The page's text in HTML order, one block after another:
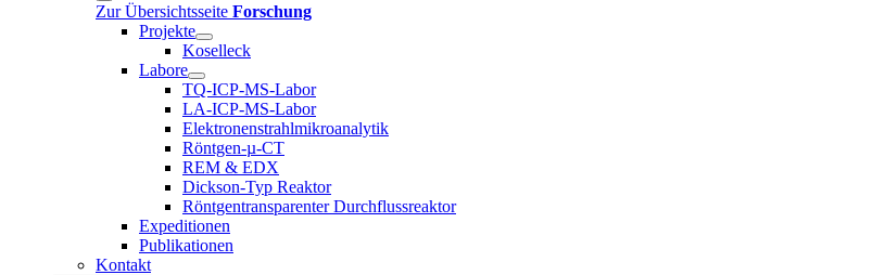
Zur Übersichtsseite Forschung
Projekte
Koselleck
Labore
TQ-ICP-MS-Labor
LA-ICP-MS-Labor
Elektronenstrahlmikroanalytik
Röntgen-µ-CT
REM & EDX
Dickson-Typ Reaktor
Röntgentransparenter Durchflussreaktor
Expeditionen
Publikationen
Kontakt